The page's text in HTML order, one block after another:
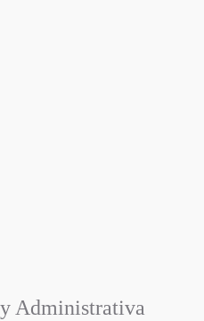
Administrativa